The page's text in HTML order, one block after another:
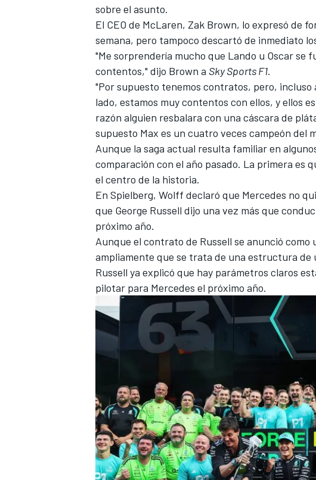
sobre el asunto.
El CEO de McLaren, Zak Brown, lo expresó de
semana, pero tampoco descartó de inmediato
"Me sorprendería mucho que Lando u Oscar se
contentos," dijo Brown a Sky Sports F1.
"Por supuesto tenemos contratos, pero, incluso
lado, estamos muy contentos con ellos, y ellos
razón alguien resbalara con una cáscara de
supuesto Max es un cuatro veces campeón del
Aunque la saga actual resulta familiar en
comparación con el año pasado. La primera es
el centro de la historia.
En Spielberg, Wolff declaró que Mercedes no
que George Russell dijo una vez más que
próximo año.
Aunque el contrato de Russell se anunció
ampliamente que se trata de una estructura de
Russell ya explicó que hay parámetros claros
pilotar para Mercedes el próximo año.